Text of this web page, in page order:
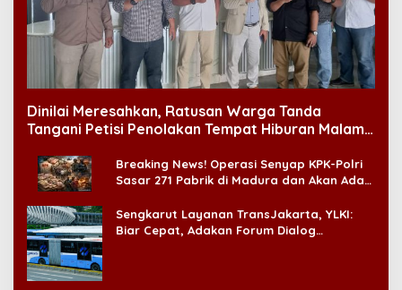
Dinilai Meresahkan, Ratusan Warga Tanda
Tangani Petisi Penolakan Tempat Hiburan Malam
Breaking News! Operasi Senyap KPK-Polri
Sasar 271 Pabrik di Madura dan Akan Ada
Sengkarut Layanan TransJakarta, YLKI:
Biar Cepat, Adakan Forum Dialog